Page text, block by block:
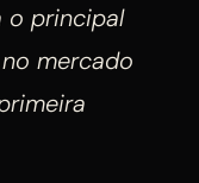
o principal
mercado